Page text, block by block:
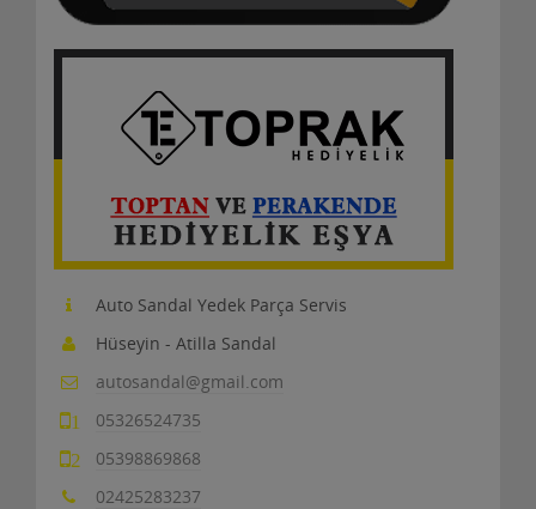
Auto Sandal Yedek Parça Servis
Hüseyin - Atilla Sandal
autosandal@gmail.com
1 05326524735
2
05398869868
02425283237